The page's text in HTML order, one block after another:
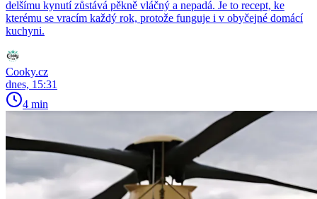
delšímu kynutí zůstává pěkně vláčný a nepadá. Je to recept, ke
kterému se vracím každý rok, protože funguje i v obyčejné domácí
kuchyni.
Cooky.cz
dnes, 15:31
4 min